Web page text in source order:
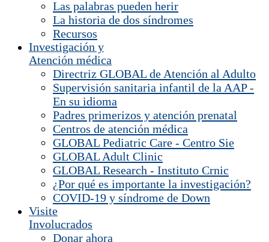
Las palabras pueden herir
La historia de dos síndromes
Recursos
Investigación y
Atención médica
Directriz GLOBAL de Atención al Adulto
Supervisión sanitaria infantil de la AAP -
En su idioma
Padres primerizos y atención prenatal
Centros de atención médica
GLOBAL Pediatric Care - Centro Sie
GLOBAL Adult Clinic
GLOBAL Research - Instituto Crnic
¿Por qué es importante la investigación?
COVID-19 y síndrome de Down
Visite
Involucrados
Donar ahora